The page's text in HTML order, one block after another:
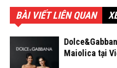
BÀI VIẾT LIÊN QUAN
Maiolica tại